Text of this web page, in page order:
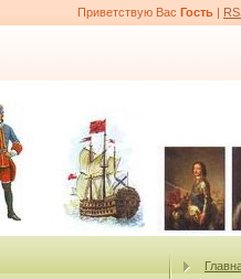
Приветствую Вас Гость |